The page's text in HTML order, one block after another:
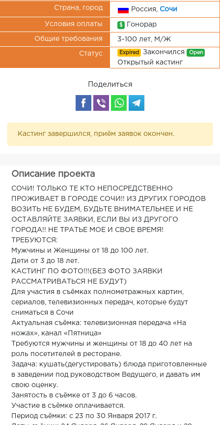
Страна, город Россия, Сочи
Условия оплаты $ Гонорар
Общие требования 3-100 лет, М/Ж
Статус Expired Закончился Open
Открытый кастинг
Поделиться
Кастинг завершился, приём заявок окончен.
Описание проекта
СОЧИ! ТОЛЬКО ТЕ КТО НЕПОСРЕДСТВЕННО
ПРОЖИВАЕТ В ГОРОДЕ СОЧИ!! ИЗ ДРУГИХ ГОРОДОВ
ВОЗИТЬ НЕ БУДЕМ, БУДЬТЕ ВНИМАТЕЛЬНЕЕ И НЕ
ОСТАВЛЯЙТЕ ЗАЯВКИ, ЕСЛИ ВЫ ИЗ ДРУГОГО
ГОРОДА!! НЕ ТРАТЬЕ МОЕ И СВОЕ ВРЕМЯ!
ТРЕБУЮТСЯ:
Мужчины и Женщины от 18 до 100 лет.
Дети от 3 до 18 лет.
КАСТИНГ ПО ФОТО!!!(БЕЗ ФОТО ЗАЯВКИ
РАССМАТРИВАТЬСЯ НЕ БУДУТ)
Для участия в съёмках полнометражных картин,
сериалов, телевизионных передач, которые будут
сниматься в Сочи
Актуальная съёмка: телевизионная передача «На
ножах», канал «Пятница»
Требуются мужчины и женщины от 18 до 40 лет на
роль посетителей в ресторане.
Задача: кушать(дегустировать) блюда приготовленные
в заведении под руководством Ведущего, и давать им
свою оценку.
Занятость в съёмке от 3 до 6 часов.
Участие в съёмке оплачивается.
Период съёмки: с 23 по 30 Января 2017 г.